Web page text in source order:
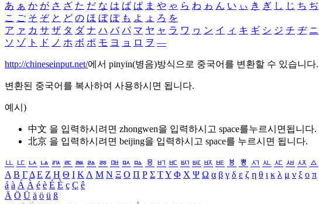
あ ぁ か が さ ざ た だ な は ば ぱ ま や ゃ ら わ ゎ ん い ぃ き ぎ し じ ち ぢ
こ ご そ ぞ と ど の ほ ぼ ぽ も よ ょ ろ を
ア ァ カ サ ザ タ ダ ナ ハ バ パ マ ヤ ャ ラ ワ ヮ ン イ ィ キ ギ シ ジ チ ヂ ニ
ソ ゾ ト ド ノ ホ ボ ポ モ ヨ ョ ロ ヲ ―
http://chineseinput.net/에서 pinyin(병음)방식으로 중국어를 변환할 수 있습니다.
변환된 중국어를 복사하여 사용하시면 됩니다.
예시)
中文 을 입력하시려면 zhongwen을 입력하시고 space를누르시면됩니다.
北京 을 입력하시려면 beijing을 입력하시고 space를 누르시면 됩니다.
ㅥ ㅦ ㅧ ㅨ ㅩ ㅪ ㅫ ㅬ ㅭ ㅮ ㅯ ㅰ ㅱ ㅲ ㅳ ㅴ ㅵ ㅶ ㅷ ㅸ ㅹ ㅺ ㅻ ㅼ ㅽ ㅾ ㅿ
Α Β ΓΔ Ε Ζ Η Θ Ι ΚΛ Μ Ν Ξ Ο Π Ρ Σ ΤΥ Φ Χ Ψ Ω α β γ δ ε ζ η θ ι κ λ μ ν ξ ο π
á à Á À é è É È ç Ç ê
Ä Ö Ü ä ö ü ß